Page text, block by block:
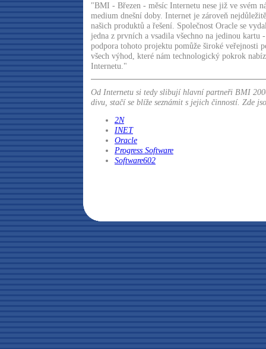
"BMI - Březen - měsíc Internetu nese již ve svém
medium dnešní doby. Internet je zároveň
našich produktů a řešení. Společnost Oracle se
jedna z prvních a vsadila všechno na jedinou kartu
podpora tohoto projektu pomůže široké veřejnosti
všech výhod, které nám technologický pokrok
Internetu."
Od Internetu si tedy slibují hlavní partneři BMI
divu, stačí se blíže seznámit s jejich činností. Zde
2N
INET
Oracle
Progress Software
Software602